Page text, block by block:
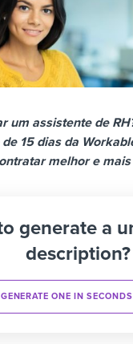
um assistente de
15 dias da
melhor e
generate a
description?
GENERATE ONE IN